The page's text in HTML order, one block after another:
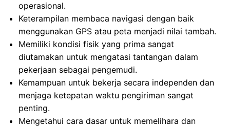
operasional.
Keterampilan membaca navigasi dengan baik
menggunakan GPS atau peta menjadi nilai tambah.
Memiliki kondisi fisik yang prima sangat
diutamakan untuk mengatasi tantangan dalam
pekerjaan sebagai pengemudi.
Kemampuan untuk bekerja secara independen dan
menjaga ketepatan waktu pengiriman sangat
penting.
Mengetahui cara dasar untuk memelihara dan